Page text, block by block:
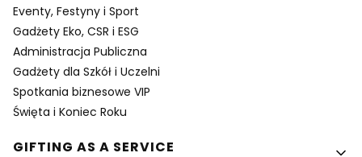
Eventy, Festyny i Sport
Gadżety Eko, CSR i ESG
Administracja Publiczna
Gadżety dla Szkół i Uczelni
Spotkania biznesowe VIP
Święta i Koniec Roku
GIFTING AS A SERVICE